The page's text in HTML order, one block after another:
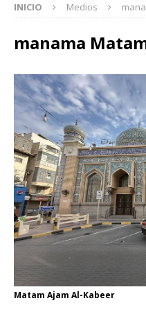
INICIO Medios
manama
Matam Ajam Al-Kabeer